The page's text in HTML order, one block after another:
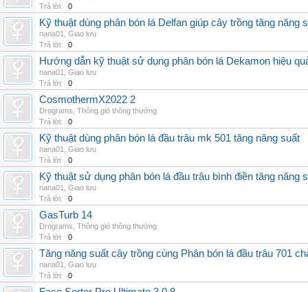
Trả lời:
0
Kỹ thuật dùng phân bón lá Delfan giúp cây trồng tăng năng
nana01
Giao lưu
Trả lời:
0
Hướng dẫn kỹ thuật sử dụng phân bón lá Dekamon hiệu
nana01
Giao lưu
Trả lời:
0
CosmothermX2022 2
Drograms Thông gió thông thường
Trả lời:
0
Kỹ thuật dùng phân bón lá đầu trâu mk 501 tăng năng suất
nana01
Giao lưu
Trả lời:
0
Kỹ thuật sử dụng phân bón lá đầu trâu bình điền tăng năng
nana01
Giao lưu
Trả lời:
0
GasTurb 14
Drograms Thông gió thông thường
Trả lời:
0
Tăng năng suất cây trồng cùng Phân bón lá đầu trâu 701
nana01
Giao lưu
Trả lời:
0